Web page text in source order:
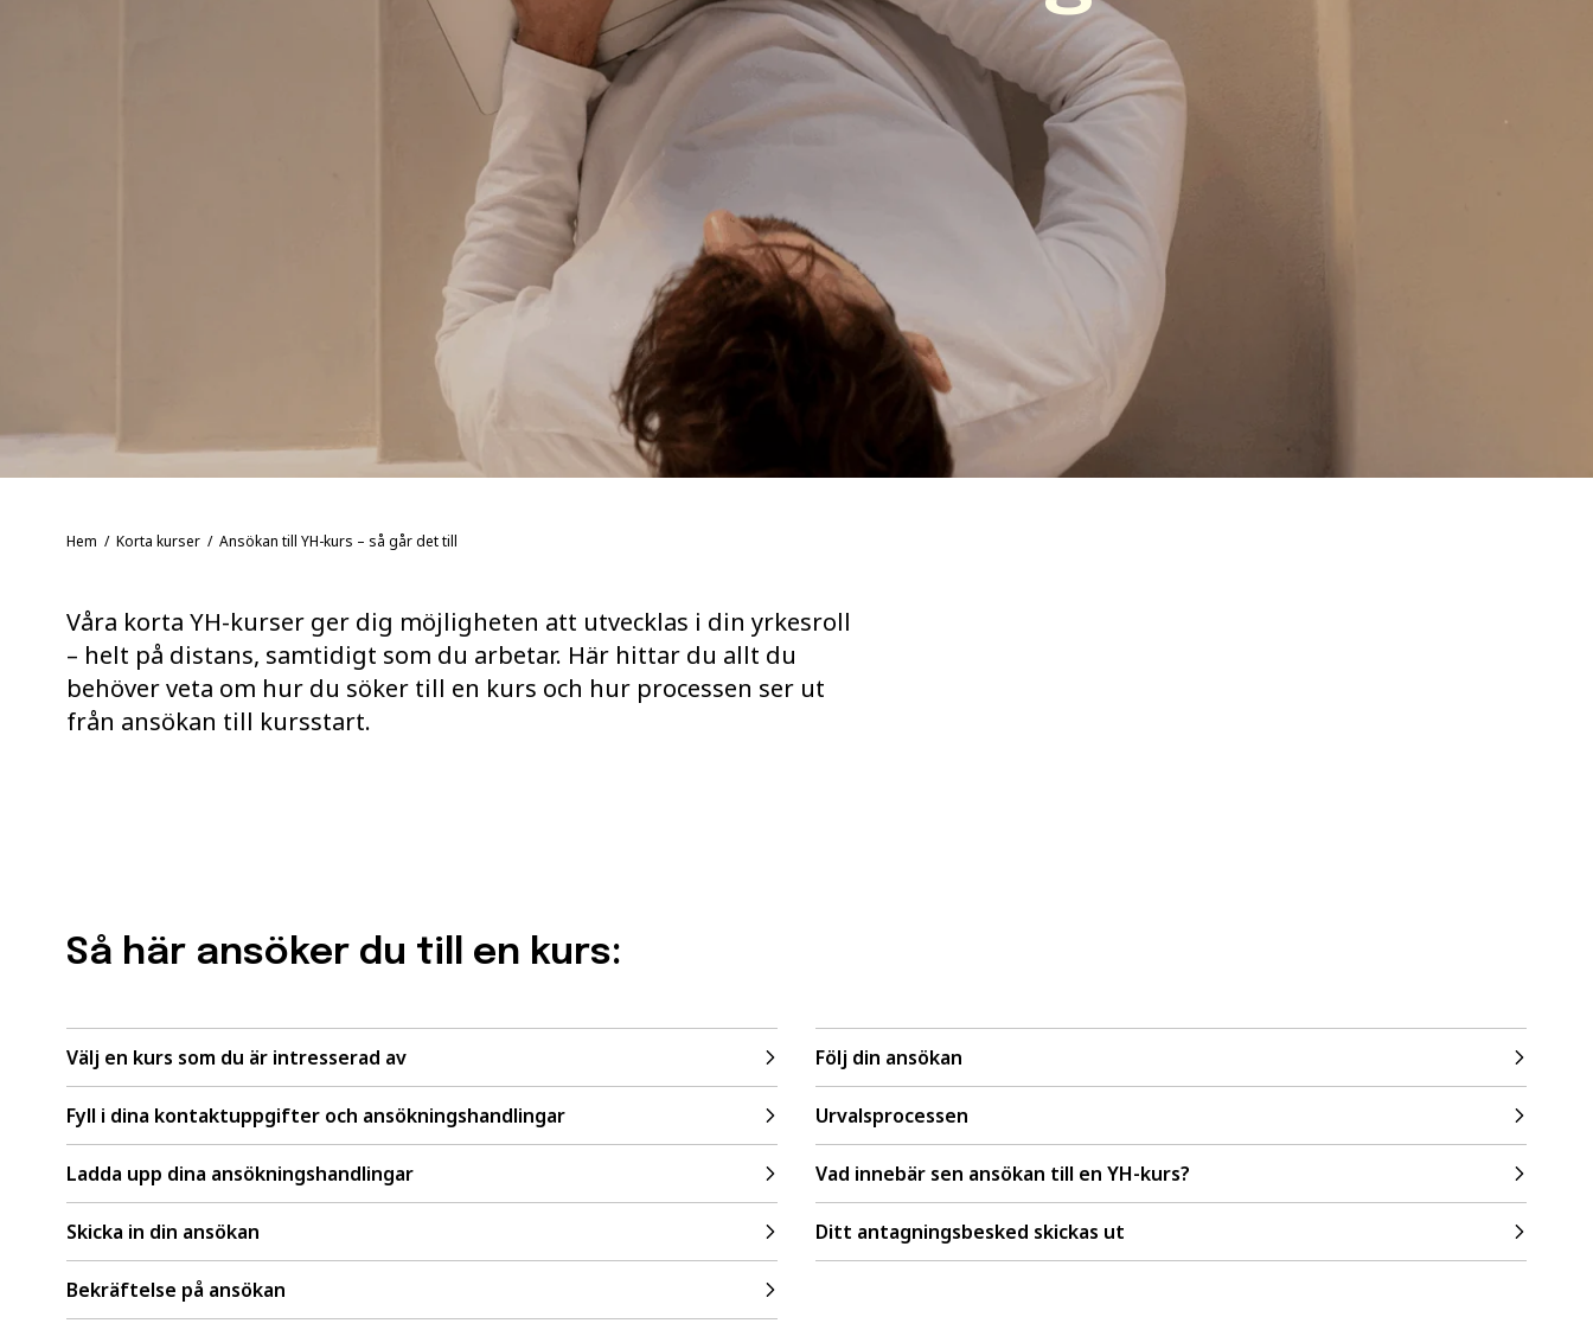
Hem / Korta kurser / Ansökan till YH-kurs – så går det till
Våra korta YH-kurser ger dig möjligheten att utvecklas i din yrkesroll
– helt på distans, samtidigt som du arbetar. Här hittar du allt du
behöver veta om hur du söker till en kurs och hur processen ser ut
från ansökan till kursstart.
Så här ansöker du till en kurs:
Välj en kurs som du är intresserad av
Fyll i dina kontaktuppgifter och ansökningshandlingar
Ladda upp dina ansökningshandlingar
Skicka in din ansökan
Bekräftelse på ansökan
Följ din ansökan
Urvalsprocessen
Vad innebär sen ansökan till en YH-kurs?
Ditt antagningsbesked skickas ut